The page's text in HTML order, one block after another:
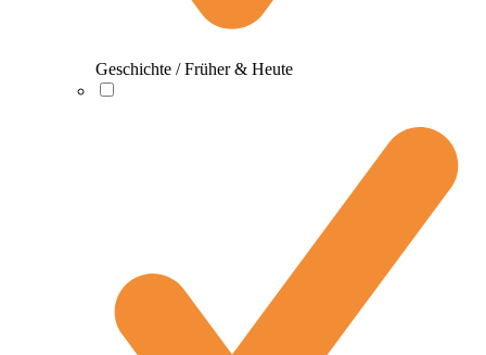
Geschichte / Früher & Heute